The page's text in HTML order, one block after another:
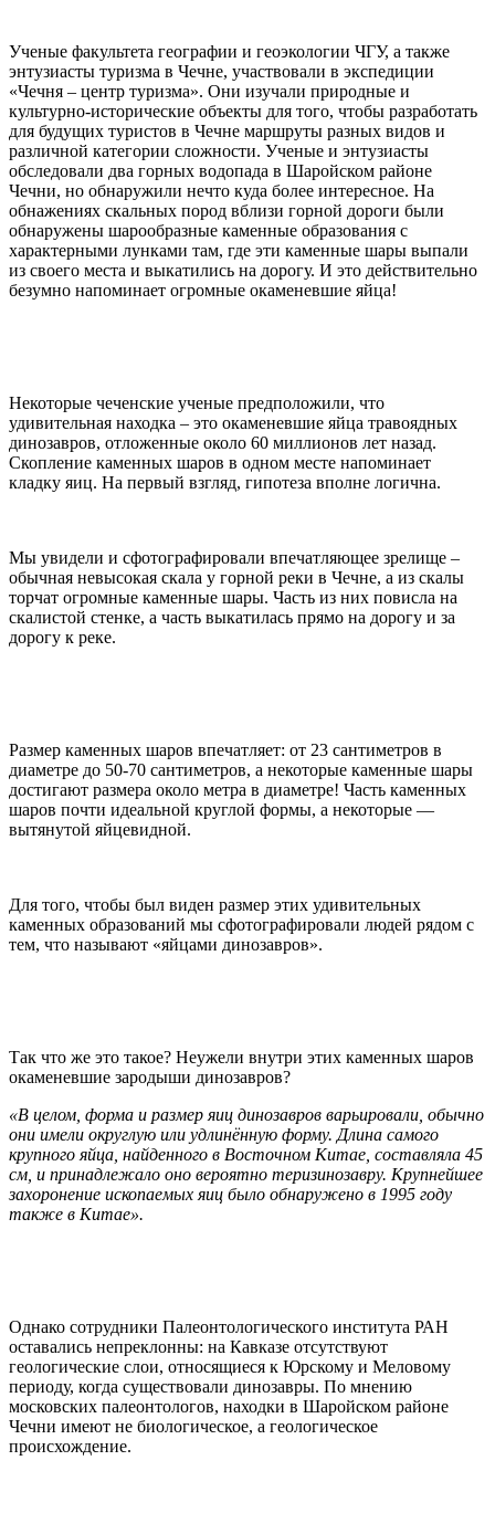
Ученые факультета географии и геоэкологии ЧГУ, а также
энтузиасты туризма в Чечне, участвовали в экспедиции
«Чечня – центр туризма». Они изучали природные и
культурно-исторические объекты для того, чтобы разработать
для будущих туристов в Чечне маршруты разных видов и
различной категории сложности. Ученые и энтузиасты
обследовали два горных водопада в Шаройском районе
Чечни, но обнаружили нечто куда более интересное. На
обнажениях скальных пород вблизи горной дороги были
обнаружены шарообразные каменные образования с
характерными лунками там, где эти каменные шары выпали
из своего места и выкатились на дорогу. И это действительно
безумно напоминает огромные окаменевшие яйца!
Некоторые чеченские ученые предположили, что
удивительная находка – это окаменевшие яйца травоядных
динозавров, отложенные около 60 миллионов лет назад.
Скопление каменных шаров в одном месте напоминает
кладку яиц. На первый взгляд, гипотеза вполне логична.
Мы увидели и сфотографировали впечатляющее зрелище –
обычная невысокая скала у горной реки в Чечне, а из скалы
торчат огромные каменные шары. Часть из них повисла на
скалистой стенке, а часть выкатилась прямо на дорогу и за
дорогу к реке.
Размер каменных шаров впечатляет: от 23 сантиметров в
диаметре до 50-70 сантиметров, а некоторые каменные шары
достигают размера около метра в диаметре! Часть каменных
шаров почти идеальной круглой формы, а некоторые —
вытянутой яйцевидной.
Для того, чтобы был виден размер этих удивительных
каменных образований мы сфотографировали людей рядом с
тем, что называют «яйцами динозавров».
Так что же это такое? Неужели внутри этих каменных шаров
окаменевшие зародыши динозавров?
«В целом, форма и размер яиц динозавров варьировали, обычно
они имели округлую или удлинённую форму. Длина самого
крупного яйца, найденного в Восточном Китае, составляла 45
см, и принадлежало оно вероятно теризинозавру. Крупнейшее
захоронение ископаемых яиц было обнаружено в 1995 году
также в Китае».
Однако сотрудники Палеонтологического института РАН
оставались непреклонны: на Кавказе отсутствуют
геологические слои, относящиеся к Юрскому и Меловому
периоду, когда существовали динозавры. По мнению
московских палеонтологов, находки в Шаройском районе
Чечни имеют не биологическое, а геологическое
происхождение.